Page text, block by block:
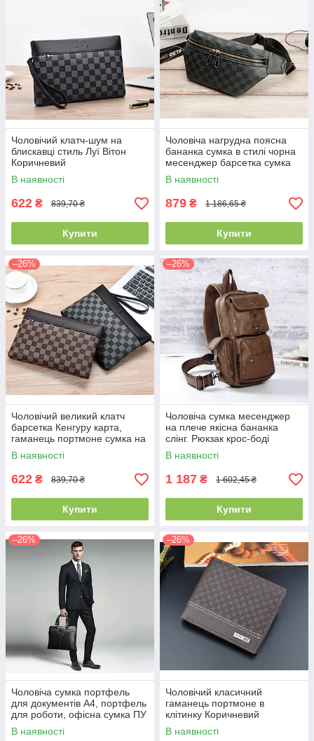
Чоловічий клатч-шум на
блискавці стиль Луї Вітон
Коричневий
В наявності
622 ₴ 839,70 ₴
Купити
Чоловіча нагрудна поясна
бананка сумка в стилі чорна
месенджер барсетка сумка
на пояс слінг через
плече(PS)
В наявності
879 ₴ 1 186,65 ₴
Купити
–26%
Чоловічий великий клатч
барсетка Кенгуру карта,
гаманець портмоне сумка на
ремінці
В наявності
622 ₴ 839,70 ₴
Купити
–26%
Чоловіча сумка месенджер
на плече якісна бананка
слінг. Рюкзак крос-боді
коричнева еко шкіра(PS)
В наявності
1 187 ₴ 1 602,45 ₴
Купити
–26%
Чоловіча сумка портфель
для документів А4, портфель
для роботи, офісна сумка ПУ
шкіра чорна, коричнева(PS)
В наявності
–26%
Чоловічий класичний
гаманець портмоне в
клітинку Коричневий
В наявності